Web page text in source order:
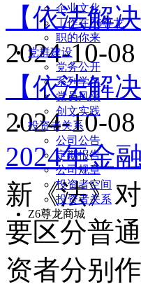
企业文化
工作在Z6尊龙
职的你来
党群建设
党务公开
系列学习
党员风采
创文实践
投资者关系
公司公告
定期报告
公司规章
投资者空间
投资者关系
Z6尊龙商城
【依法解
2024-10-08
【依法解
2024-10-08
2024年金
新《法》
要区分普
资者分别